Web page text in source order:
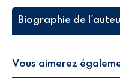
Biographie de
Vous aimerez